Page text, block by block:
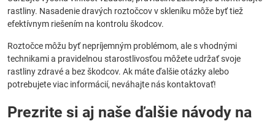
rastliny. Nasadenie dravých roztočcov v skleníku môže byť tiež
efektívnym riešením na kontrolu škodcov.
Roztočce môžu byť nepríjemným problémom, ale s vhodnými
technikami a pravidelnou starostlivosťou môžete udržať svoje
rastliny zdravé a bez škodcov. Ak máte ďalšie otázky alebo
potrebujete viac informácií, neváhajte nás kontaktovať!
Prezrite si aj naše ďalšie návody na